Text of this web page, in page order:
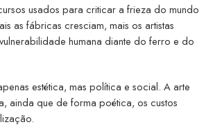
usados para criticar a frieza do mundo
as fábricas cresciam, mais os artistas
humana diante do ferro e do
estética, mas política e social. A arte
ainda que de forma poética, os custos